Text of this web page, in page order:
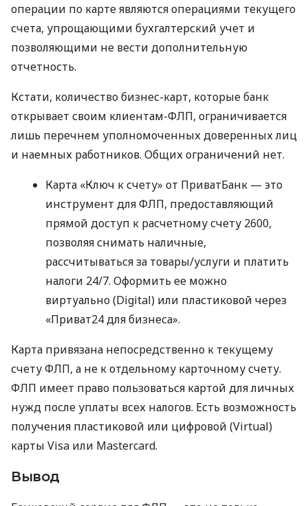
операции по карте являются операциями текущего
счета, упрощающими бухгалтерский учет и
позволяющими не вести дополнительную
отчетность.
Кстати, количество бизнес-карт, которые банк
открывает своим клиентам-ФЛП, ограничивается
лишь перечнем уполномоченных доверенных лиц
и наемных работников. Общих ограничений нет.
Карта «Ключ к счету» от ПриватБанк — это
инструмент для ФЛП, предоставляющий
прямой доступ к расчетному счету 2600,
позволяя снимать наличные,
рассчитываться за товары/услуги и платить
налоги 24/7. Оформить ее можно
виртуально (Digital) или пластиковой через
«Приват24 для бизнеса».
Карта привязана непосредственно к текущему
счету ФЛП, а не к отдельному карточному счету.
ФЛП имеет право пользоваться картой для личных
нужд после уплаты всех налогов. Есть возможность
получения пластиковой или цифровой (Virtual)
карты Visa или Mastercard.
Вывод